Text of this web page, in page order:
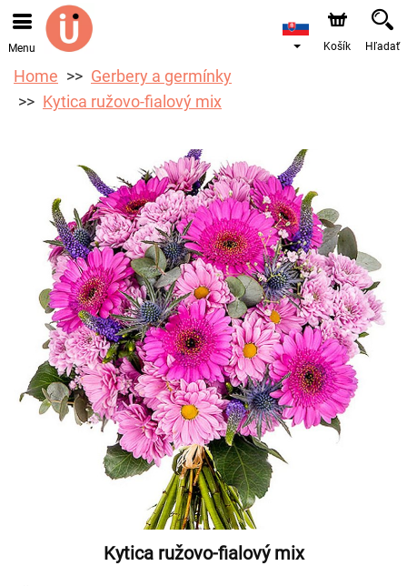
Objednávky prijímame prostredníctvom nášho e-shopu.
Najskorší možný termín doručenia je od 10.8.2026 z
Menu Košík Hľadať
Home
Gerbery a germínky
Kytica ružovo-fialový mix
Kytica ružovo-fialový mix